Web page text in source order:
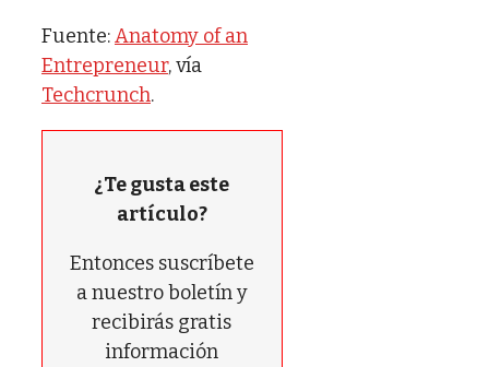
Fuente:Anatomy of an
Entrepreneur, vía
Techcrunch.
¿Te gusta este
artículo?
Entonces suscríbete
a nuestro boletín y
recibirás gratis
información